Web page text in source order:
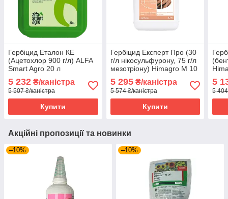
Гербіцид Еталон КЕ
(Ацетохлор 900 г/л) ALFA
Smart Agro 20 л
5 232 ₴/каністра
5 507 ₴/каністра
Купити
Гербіцид Експерт Про (30
г/л нікосульфурону, 75 г/л
мезотріону) Himagro M 10
5 295₴/каністра
5 574 ₴/каністра
Купити
5
5
Акційні пропозиції та новинки
–10% –10%